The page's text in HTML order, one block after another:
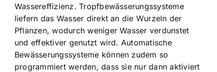
Wassereffizienz. Tropfbewässerungssysteme
liefern das Wasser direkt an die Wurzeln der
Pflanzen, wodurch weniger Wasser verdunstet
und effektiver genutzt wird. Automatische
Bewässerungssysteme können zudem so
programmiert werden, dass sie nur dann aktiviert